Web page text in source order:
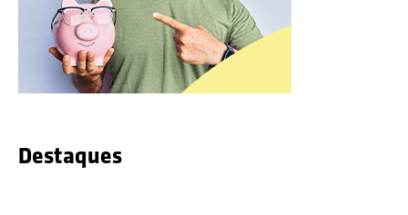
Destaques